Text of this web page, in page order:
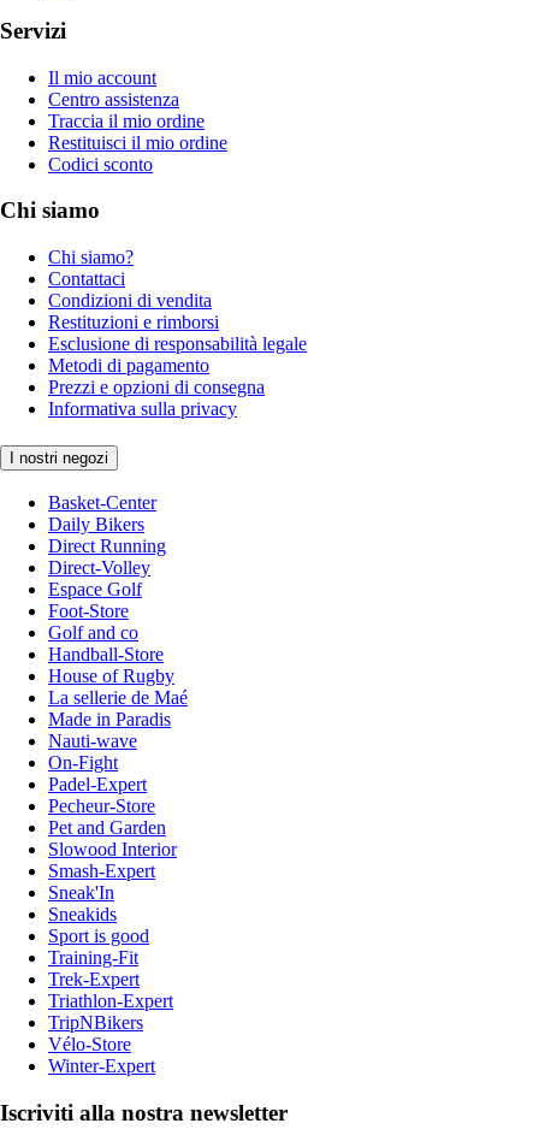
Servizi
Il mio account
Centro assistenza
Traccia il mio ordine
Restituisci il mio ordine
Codici sconto
Chi siamo
Chi siamo?
Contattaci
Condizioni di vendita
Restituzioni e rimborsi
Esclusione di responsabilità legale
Metodi di pagamento
Prezzi e opzioni di consegna
Informativa sulla privacy
I nostri negozi
Basket-Center
Daily Bikers
Direct Running
Direct-Volley
Espace Golf
Foot-Store
Golf and co
Handball-Store
House of Rugby
La sellerie de Maé
Made in Paradis
Nauti-wave
On-Fight
Padel-Expert
Pecheur-Store
Pet and Garden
Slowood Interior
Smash-Expert
Sneak'In
Sneakids
Sport is good
Training-Fit
Trek-Expert
Triathlon-Expert
TripNBikers
Vélo-Store
Winter-Expert
Iscriviti alla nostra newsletter